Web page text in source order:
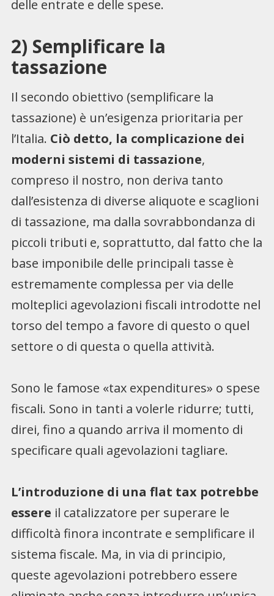
delle entrate e delle spese.
2) Semplificare la
tassazione
Il secondo obiettivo (semplificare la
tassazione) è un’esigenza prioritaria per
l’Italia. Ciò detto, la complicazione dei
moderni sistemi di tassazione,
compreso il nostro, non deriva tanto
dall’esistenza di diverse aliquote e scaglioni
di tassazione, ma dalla sovrabbondanza di
piccoli tributi e, soprattutto, dal fatto che la
base imponibile delle principali tasse è
estremamente complessa per via delle
molteplici agevolazioni fiscali introdotte nel
torso del tempo a favore di questo o quel
settore o di questa o quella attività.
Sono le famose «tax expenditures» o spese
fiscali. Sono in tanti a volerle ridurre; tutti,
direi, fino a quando arriva il momento di
specificare quali agevolazioni tagliare.
L’introduzione di una flat tax potrebbe
essere il catalizzatore per superare le
difficoltà finora incontrate e semplificare il
sistema fiscale. Ma, in via di principio,
queste agevolazioni potrebbero essere